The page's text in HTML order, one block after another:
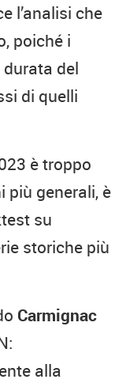
l’analisi che
poiché i
del
di quelli
è troppo
più generali, è
su
storiche più
Carmignac
alla